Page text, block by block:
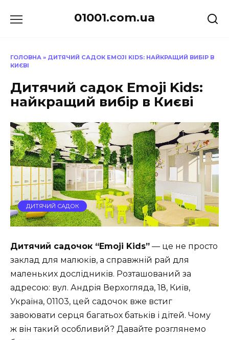
до
01001.com.ua
ГОЛОВНА » ДИТЯЧИЙ САДОК EMOJI KIDS: НАЙКРАЩИЙ ВИБІР В
КИЄВІ
Дитячий садок Emoji Kids:
найкращий вибір в Києві
ДИТЯЧИЙ САДОК
Дитячий садочок “Emoji Kids” — це не просто
заклад для малюків, а справжній рай для
маленьких дослідників. Розташований за
адресою: вул. Андрія Верхогляда, 18, Київ,
Україна, 01103, цей садочок вже встиг
завоювати серця багатьох батьків і дітей. Чому
ж він такий особливий? Давайте розглянемо